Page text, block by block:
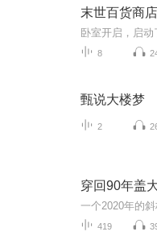
末世百货商店
卧室开启，启
8
甄说大楼梦
2
穿回90年盖
一个2020年的
419